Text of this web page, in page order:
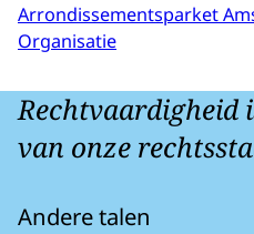
Arrondissementsparket
Organisatie
Rechtvaardigheid
van onze
Andere talen